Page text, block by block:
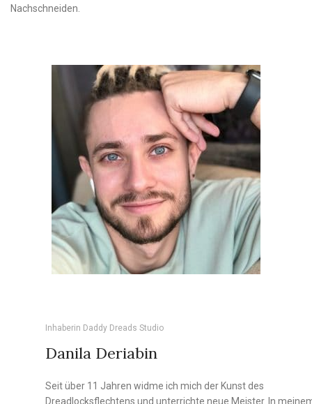
Nachschneiden.
Inhaberin Daddy Dreads Studio
Danila Deriabin
Seit über 11 Jahren widme ich mich der Kunst des
Dreadlocksflechtens und unterrichte neue Meister. In